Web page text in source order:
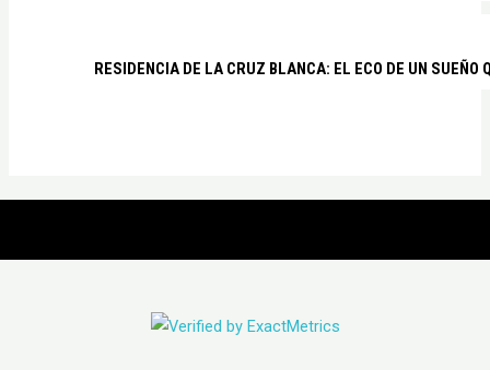
RESIDENCIA DE LA CRUZ BLANCA: EL ECO DE UN SUEÑO